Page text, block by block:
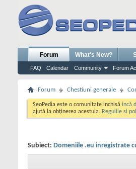
Forum
FAQ Calendar Community Forum
What's New?
Forum Chestiuni generale
SeoPedia este o comunitate inchisă incă
ajută la obținerea acestuia. Regulile si
Subiect: Domeniile .eu inregistrate